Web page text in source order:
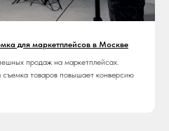
для маркетплейсов в Москве
продаж на маркетплейсах.
съемка товаров повышает конверсию